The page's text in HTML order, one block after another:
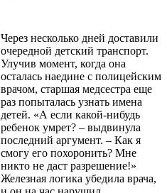
Через несколько дней доставили
очередной детский транспорт.
Улучив момент, когда она
осталась наедине с полицейским
врачом, старшая медсестра еще
раз попыталась узнать имена
детей. «А если какой-нибудь
ребенок умрет? – выдвинула
последний аргумент. – Как я
смогу его похоронить? Мне
никто не даст разрешение!»
Железная логика убедила врача,